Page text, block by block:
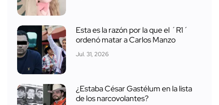
Esta es la razón por la que el ´R1´
ordenó matar a Carlos Manzo
Jul. 31, 2026
¿Estaba César Gastélum en la lista
de los narcovolantes?